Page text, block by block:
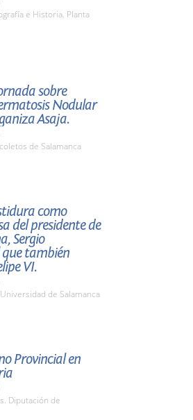
e Historia. Planta
sobre
Nodular
Asaja.
de Salamanca
como
del presidente de
Sergio
también
VI.
de Salamanca
Provincial en
Diputación de